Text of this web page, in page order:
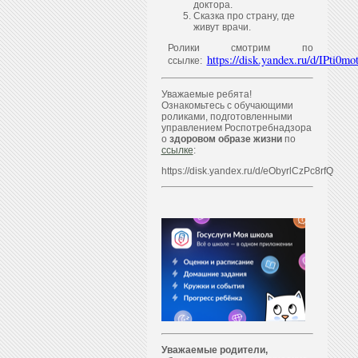
доктора.
Сказка про страну, где
живут врачи.
Ролики смотрим по
ссылке: https://disk.yandex.ru/d/
Уважаемые ребята!
Ознакомьтесь с обучающими
роликами, подготовленными
управлением Роспотребнадзора
о здоровом образе жизнипо
ссылке:
https://disk.yandex.ru/d/eObyrlCzPc8rfQ
Уважаемые родители,